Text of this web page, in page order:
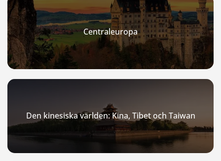
Centraleuropa
Den kinesiska världen: Kina, Tibet och Taiwan